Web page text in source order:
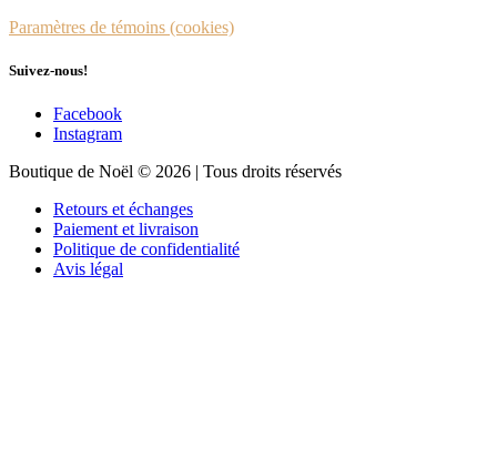
Paramètres de témoins (cookies)
Suivez-nous!
Facebook
Instagram
Boutique de Noël © 2026 | Tous droits réservés
Retours et échanges
Paiement et livraison
Politique de confidentialité
Avis légal